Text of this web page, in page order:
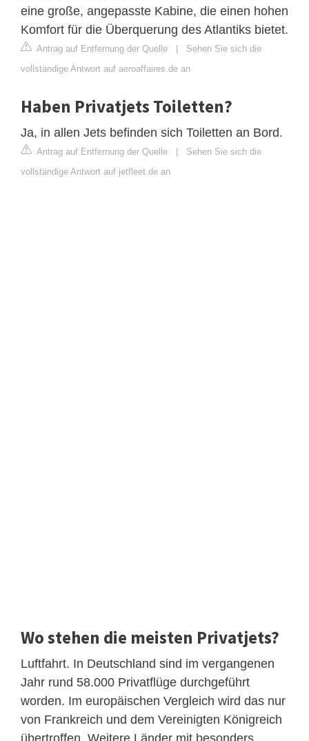
eine große, angepasste Kabine, die einen hohen
Komfort für die Überquerung des Atlantiks bietet.
Antrag auf Entfernung der Quelle | Sehen Sie sich die
vollständige Antwort auf aeroaffaires.de an
Haben Privatjets Toiletten?
Ja, in allen Jets befinden sich Toiletten an Bord.
Antrag auf Entfernung der Quelle | Sehen Sie sich die
vollständige Antwort auf jetfleet.de an
Wo stehen die meisten Privatjets?
Luftfahrt. In Deutschland sind im vergangenen
Jahr rund 58.000 Privatflüge durchgeführt
worden. Im europäischen Vergleich wird das nur
von Frankreich und dem Vereinigten Königreich
übertroffen. Weitere Länder mit besonders